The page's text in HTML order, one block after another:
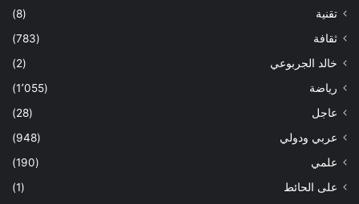
تقنية
(8)
ثقافة
(783)
خالد الجربوعي
(2)
رياضة
(1٬055)
عاجل
(28)
عربي ودولي
(948)
علمي
(190)
على الحائط
(1)